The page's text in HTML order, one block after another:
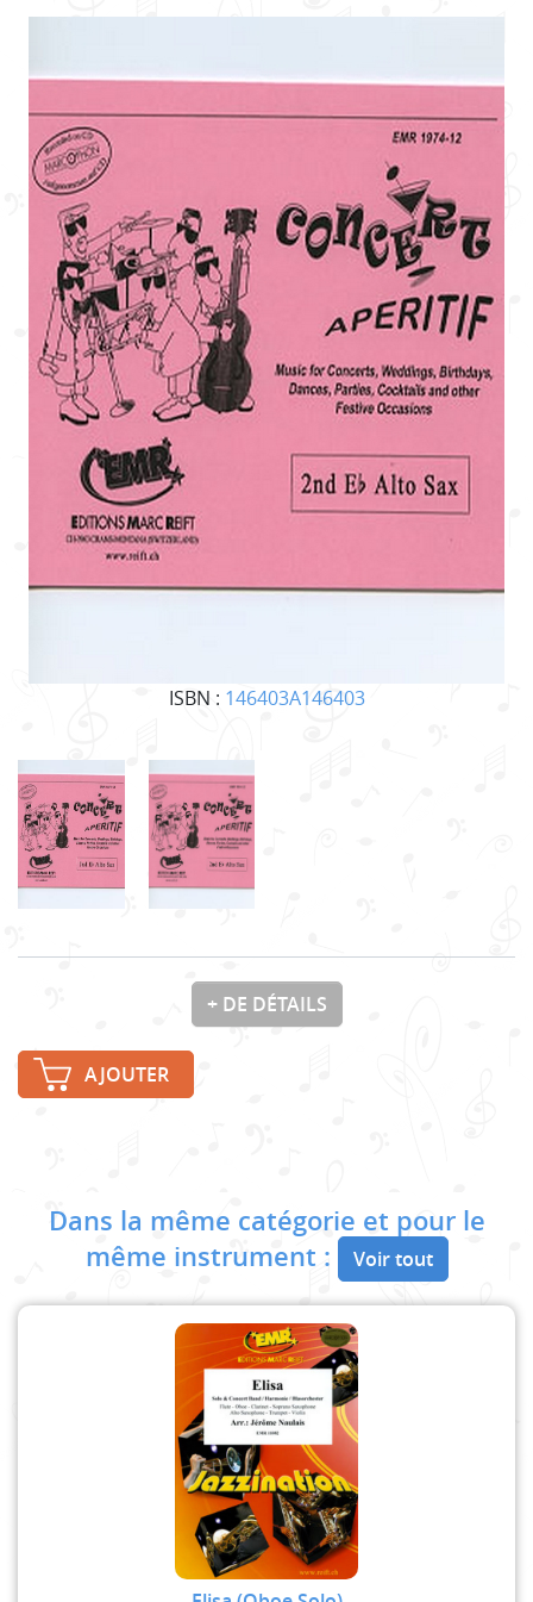
ISBN : 146403A146403
+ DE DÉTAILS
AJOUTER
Dans la même catégorie et pour le
même instrument :
Voir tout